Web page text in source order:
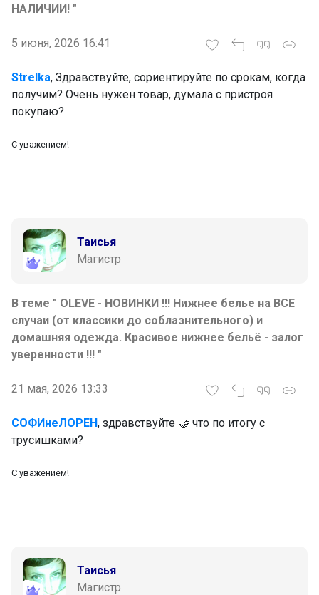
НАЛИЧИИ! "
5 июня, 2026 16:41
Strelka, Здравствуйте, сориентируйте по срокам, когда
получим? Очень нужен товар, думала с пристроя
покупаю?
С уважением!
Таисья
Магистр
В теме " OLEVE - НОВИНКИ !!! Нижнее белье на ВСЕ
случаи (от классики до соблазнительного) и
домашняя одежда. Красивое нижнее бельë - залог
уверенности !!! "
21 мая, 2026 13:33
СОФИнеЛОРЕН, здравствуйте 🤝 что по итогу с
трусишками?
С уважением!
Таисья
Магистр